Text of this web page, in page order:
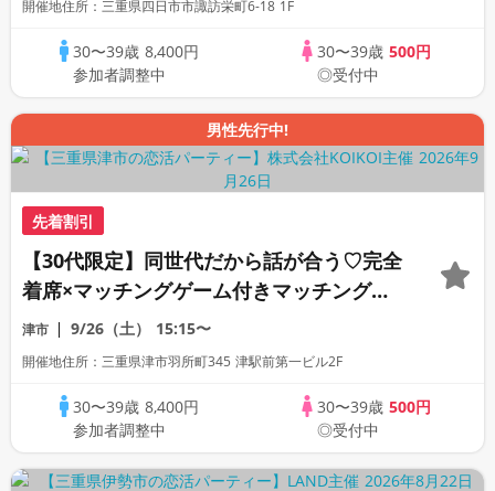
開催地住所：三重県四日市市諏訪栄町6-18 1F
30〜39歳 8,400円
参加者調整中
30〜39歳 500円
◎受付中
男性先行中!
先着割引
【30代限定】同世代だから話が合う♡完全
着席×マッチングゲーム付きマッチングコ
ン
津市 9/26（土） 15:15〜
開催地住所：三重県津市羽所町345 津駅前第一ビル2F
30〜39歳 8,400円
参加者調整中
30〜39歳 500円
◎受付中